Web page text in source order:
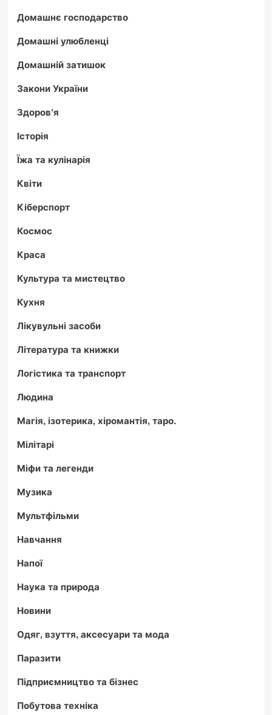
Домашнє господарство
Домашні улюбленці
Домашній затишок
Закони України
Здоров'я
Історія
Їжа та кулінарія
Квіти
Кіберспорт
Космос
Краса
Культура та мистецтво
Кухня
Лікувульні засоби
Література та книжки
Логістика та транспорт
Людина
Магія, ізотерика, хіромантія, таро.
Мілітарі
Міфи та легенди
Музика
Мультфільми
Навчання
Напої
Наука та природа
Новини
Одяг, взуття, аксесуари та мода
Паразити
Підприємництво та бізнес
Побутова техніка